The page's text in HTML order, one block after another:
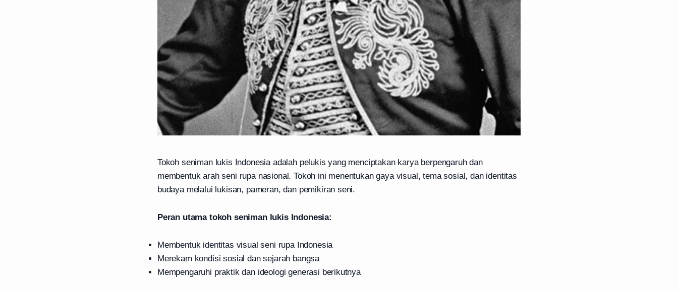
Tokoh seniman lukis Indonesia adalah pelukis yang menciptakan karya berpengaruh dan
membentuk arah seni rupa nasional. Tokoh ini menentukan gaya visual, tema sosial, dan identitas
budaya melalui lukisan, pameran, dan pemikiran seni.
Peran utama tokoh seniman lukis Indonesia:
Membentuk identitas visual seni rupa Indonesia
Merekam kondisi sosial dan sejarah bangsa
Mempengaruhi praktik dan ideologi generasi berikutnya